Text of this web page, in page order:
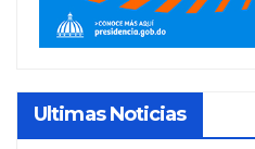
Ultimas Noticias